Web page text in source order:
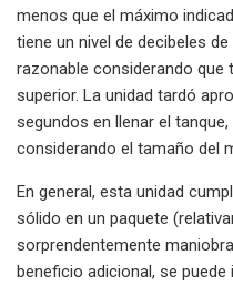
menos que el máximo
tiene un nivel de decibeles
razonable considerando que
superior. La unidad tardó
segundos en llenar el
considerando el tamaño del
En general, esta unidad
sólido en un paquete
sorprendentemente
beneficio adicional, se